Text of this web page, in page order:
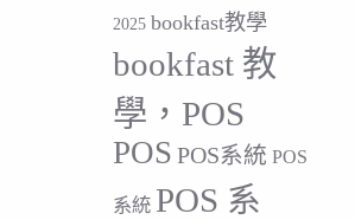
2025 bookfast教學
bookfast 教
學，POS
POS POS系統 POS
系統 POS 系